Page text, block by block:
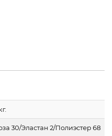
30/Эластан 2/Полиэстер 68